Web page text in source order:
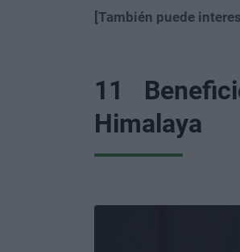
[También puede
11
Himalaya